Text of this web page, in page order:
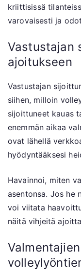
kriittisissä
varovaisesti ja
Vastustajan
ajoitukseen
Vastustajan
siihen, milloin
sijoittuneet kauas
enemmän aikaa
ovat lähellä
hyödyntääksesi
Havainnoi, miten
asentonsa. Jos he
voi viitata
näitä vihjeitä